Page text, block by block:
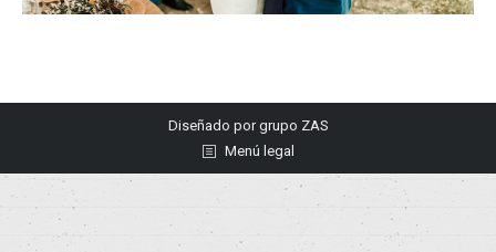
Diseñado porgrupo ZAS
Menú legal